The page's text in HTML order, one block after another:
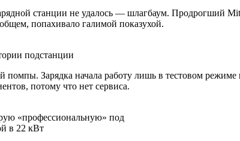
станции не удалось — шлагбаум. Продрогший
попахивало галимой показухой.
подстанции
Зарядка начала работу лишь в тестовом
потому что нет сервиса.
«профессиональную» под
в 22 кВт